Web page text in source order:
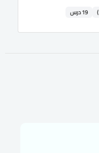
19 درس